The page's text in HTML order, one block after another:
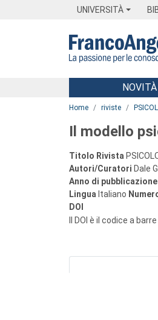
UNIVERSITÀ
Menu
NOVITÀ
Home riviste
Il modello
Titolo Rivista
Autori/Curatori Dale
Anno di pubblicazione
Lingua Italiano
DOI
Il DOI è il codice a